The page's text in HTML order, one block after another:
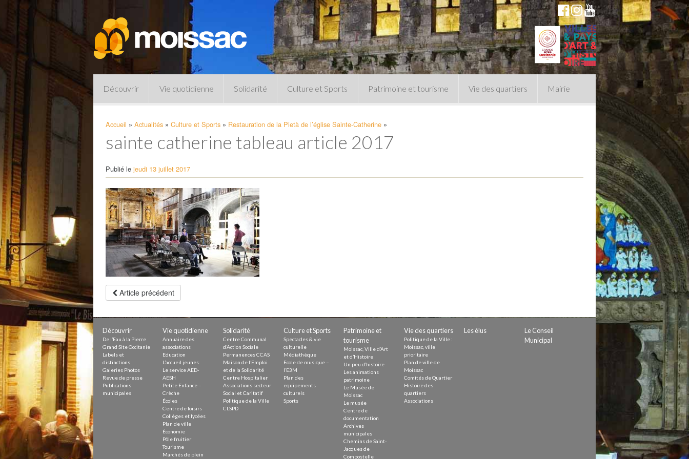
Découvrir Vie quotidienne
Pharmacies de garde
Petite Enfance – Crèche
Écoles
Centre de loisirs
Collèges et lycées
Le service AED-AESH
PAM – Pôle d’Attractivité de Moissac
Zones d’activités économiques
Animations du centre-ville
Annuaire des commerces
Démarchage
Urbanisme
Environnement développement durable
Déchets
Eau
Prévention des risques
Crues
Solidarité
Permanences CCAS
CLSPD
Violences intrafamiliales
Culture et Sports Patrimoine et tourisme
Un peu d’histoire
Centre de documentation
Archives municipales
Le musée
Vie des quartiers Mairie
Accueil » Actualités » Culture et Sports » Restauration de la Pietà de l’église Sainte-Catherine »
sainte catherine tableau article 2017
Publié le jeudi 13 juillet 2017
Article précédent
Découvrir
De l’Eau à la Pierre
Grand Site Occitanie
Labels et
distinctions
Galeries Photos
Revue de presse
Publications
municipales
Vie quotidienne
Annuaire des
associations
Education
L’accueil jeunes
Le service AED-
AESH
Petite Enfance –
Crèche
Écoles
Centre de loisirs
Collèges et lycées
Plan de ville
Économie
Pôle fruitier
Tourisme
Marchés de plein
Solidarité
Centre Communal
d’Action Sociale
Permanences CCAS
Maison de l’Emploi
et de la Solidarité
Centre Hospitalier
Associations secteur
Social et Caritatif
Politique de la Ville
CLSPD
Culture et Sports
Spectacles & vie
culturelle
Médiathèque
Ecole de musique –
l’E3M
Plan des
equipements
culturels
Sports
Patrimoine et
tourisme
Moissac, Ville d’Art
et d’Histoire
Un peu d’histoire
Les animations
patrimoine
Le Musée de
Moissac
Le musée
Centre de
documentation
Archives
municipales
Chemins de Saint-
Jacques de
Compostelle
Vie des quartiers
Politique de la Ville :
Moissac, ville
prioritaire
Plan de ville de
Moissac
Comités de Quartier
Histoire des
quartiers
Associations
Les élus
Le Conseil
Municipal